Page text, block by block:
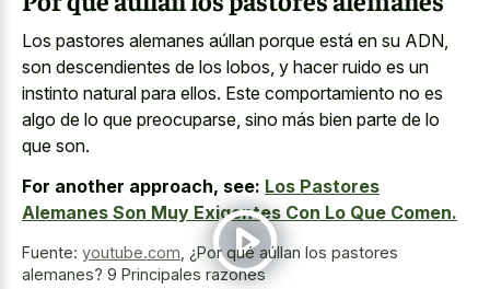
Los pastores alemanes aúllan porque está en su ADN,
son descendientes de los lobos, y hacer ruido es un
instinto natural para ellos. Este comportamiento no es
algo de lo que preocuparse, sino más bien parte de lo
que son.
For another approach, see: Los Pastores
Alemanes Son Muy Exigentes Con Lo Que Comen.
Fuente: youtube.com ¿Por qué aúllan los pastores
alemanes? 9 Principales razones